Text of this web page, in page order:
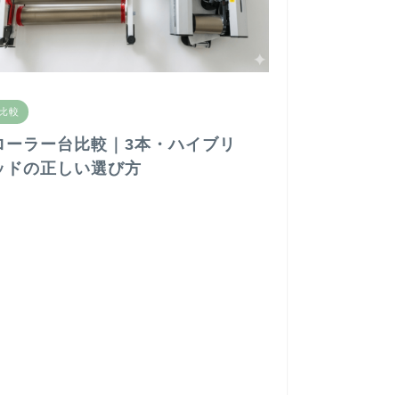
較
ーラー台比較｜3本・ハイブリ
ドの正しい選び方